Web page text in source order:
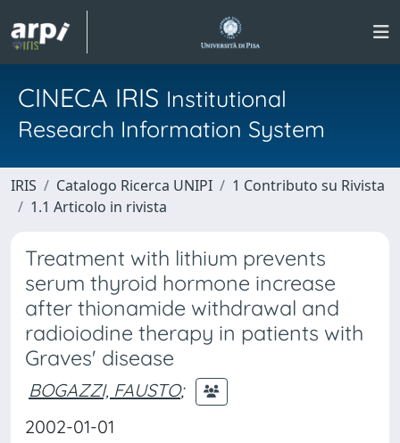
CINECA IRIS Institutional
Research Information System
IRIS Catalogo Ricerca UNIPI
1 Contributo su Rivista
1.1 Articolo in rivista
Treatment with lithium prevents
serum thyroid hormone increase
after thionamide withdrawal and
radioiodine therapy in patients with
Graves' disease
BOGAZZI, FAUSTO;
2002-01-01